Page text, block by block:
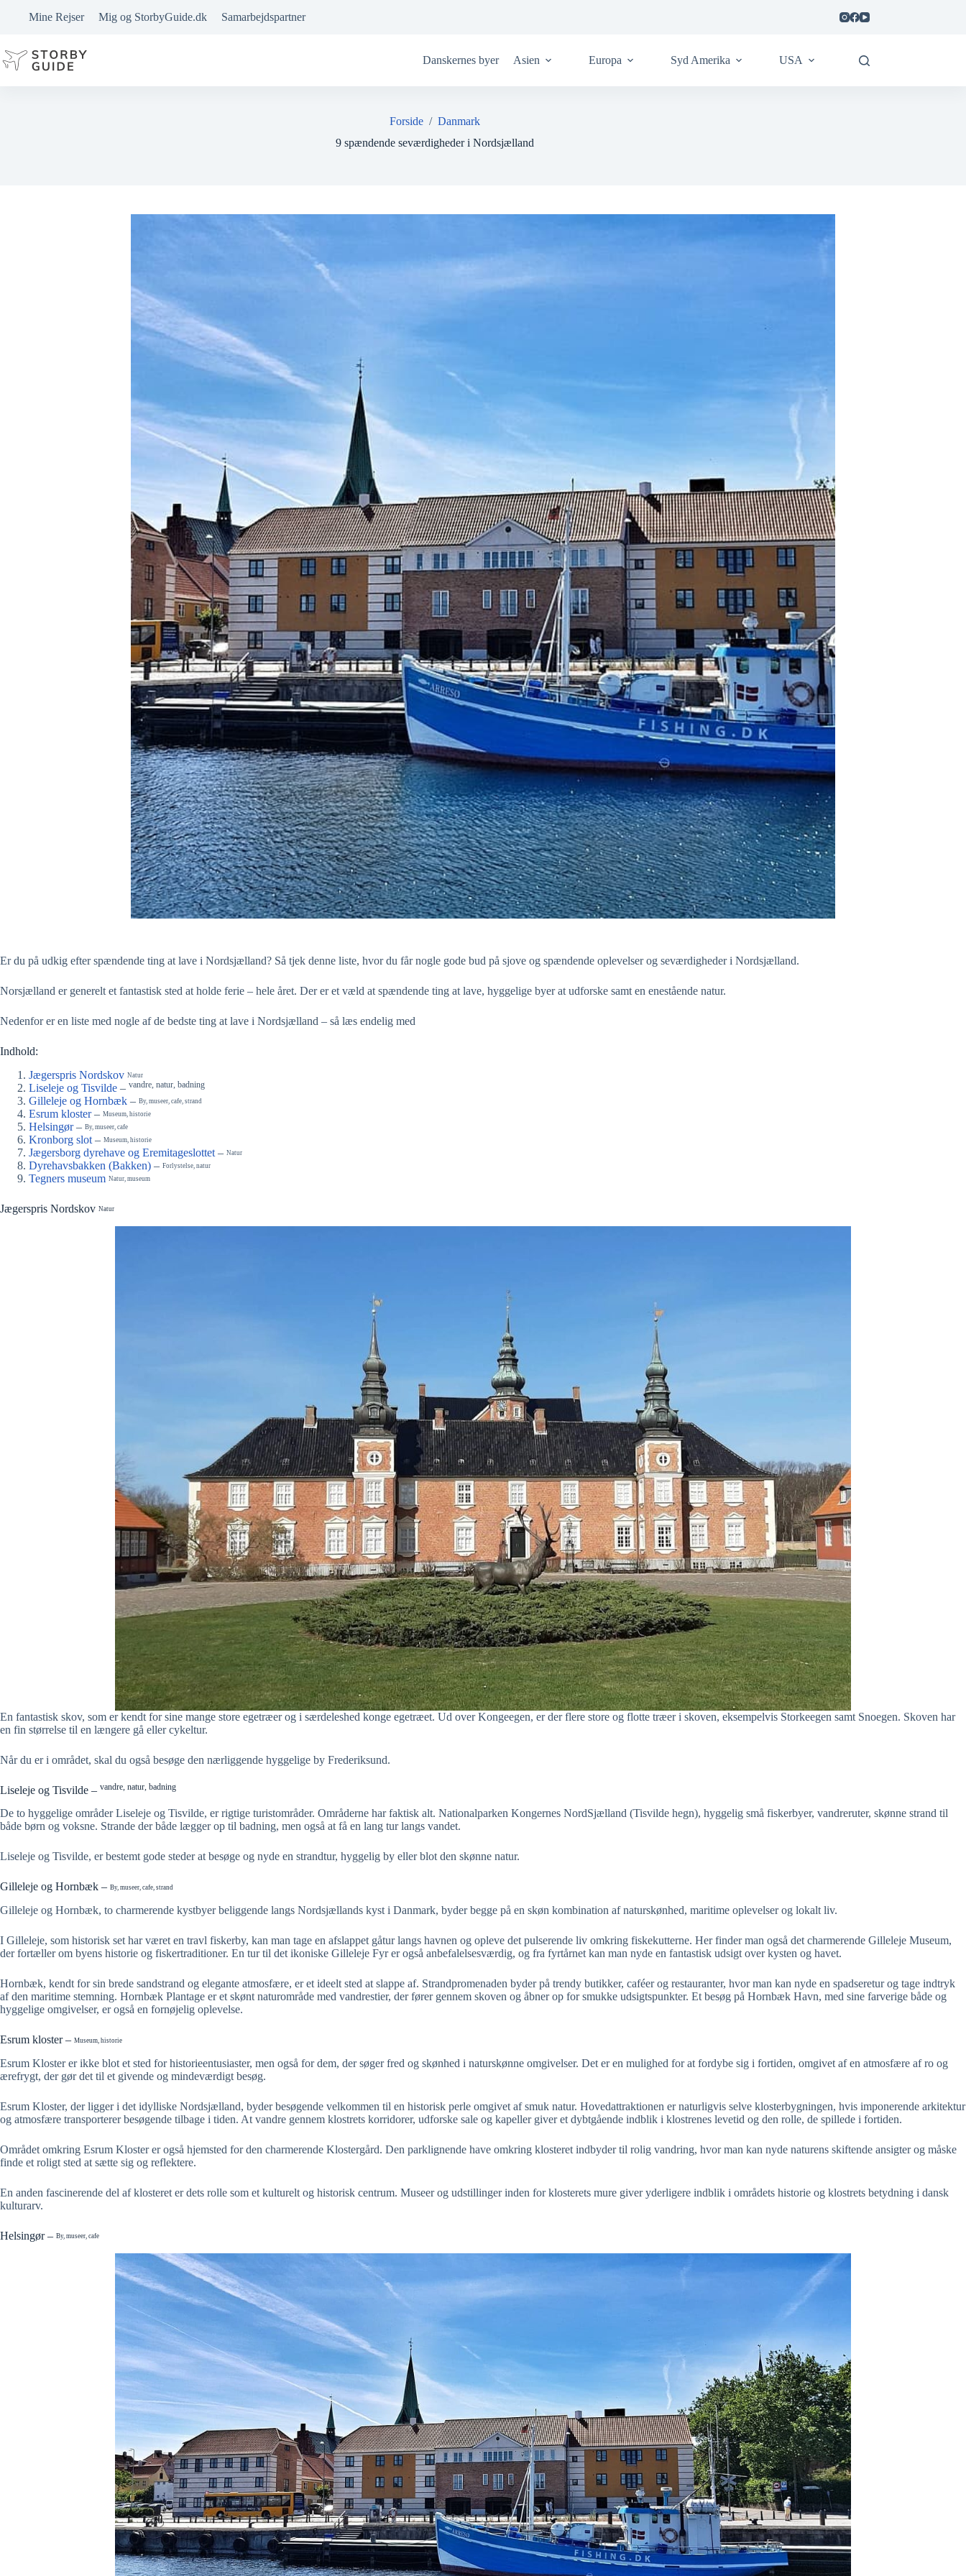
Mine Rejser Mig og StorbyGuide.dk Samarbejdspartner
Danskernes byer Asien Europa Syd Amerika USA
Forside/ Danmark
9 spændende seværdigheder i Nordsjælland
Er du på udkig efter spændende ting at lave i Nordsjælland? Så tjek denne liste, hvor du får nogle gode bud på sjove og spændende oplevelser og seværdigheder i Nordsjælland.
Norsjælland er generelt et fantastisk sted at holde ferie – hele året. Der er et væld at spændende ting at lave, hyggelige byer at udforske samt en enestående natur.
Nedenfor er en liste med nogle af de bedste ting at lave i Nordsjælland – så læs endelig med
Indhold:
Jægerspris Nordskov Natur
Liseleje og Tisvilde – vandre, natur, badning
Gilleleje og Hornbæk – By, museer, cafe, strand
Esrum kloster– Museum, historie
Helsingør– By, museer, cafe
Kronborg slot – Museum, historie
Jægersborg dyrehave og Eremitageslottet – Natur
Dyrehavsbakken (Bakken) – Forlystelse, natur
Tegners museum Natur, museum
Jægerspris Nordskov Natur
En fantastisk skov, som er kendt for sine mange store egetræer og i særdeleshed konge egetræet. Ud over Kongeegen, er der flere store og flotte træer i skoven, eksempelvis Storkeegen samt Snoegen. Skoven har
en fin størrelse til en længere gå eller cykeltur.
Når du er i området, skal du også besøge den nærliggende hyggelige by Frederiksund.
Liseleje og Tisvilde – vandre, natur, badning
De to hyggelige områder Liseleje og Tisvilde, er rigtige turistområder. Områderne har faktisk alt. Nationalparken Kongernes NordSjælland (Tisvilde hegn), hyggelig små fiskerbyer, vandreruter, skønne strand til
både børn og voksne. Strande der både lægger op til badning, men også at få en lang tur langs vandet.
Liseleje og Tisvilde, er bestemt gode steder at besøge og nyde en strandtur, hyggelig by eller blot den skønne natur.
Gilleleje og Hornbæk – By, museer, cafe, strand
Gilleleje og Hornbæk, to charmerende kystbyer beliggende langs Nordsjællands kyst i Danmark, byder begge på en skøn kombination af naturskønhed, maritime oplevelser og lokalt liv.
I Gilleleje, som historisk set har været en travl fiskerby, kan man tage en afslappet gåtur langs havnen og opleve det pulserende liv omkring fiskekutterne. Her finder man også det charmerende Gilleleje Museum,
der fortæller om byens historie og fiskertraditioner. En tur til det ikoniske Gilleleje Fyr er også anbefalelsesværdig, og fra fyrtårnet kan man nyde en fantastisk udsigt over kysten og havet.
Hornbæk, kendt for sin brede sandstrand og elegante atmosfære, er et ideelt sted at slappe af. Strandpromenaden byder på trendy butikker, caféer og restauranter, hvor man kan nyde en spadseretur og tage indtryk
af den maritime stemning. Hornbæk Plantage er et skønt naturområde med vandrestier, der fører gennem skoven og åbner op for smukke udsigtspunkter. Et besøg på Hornbæk Havn, med sine farverige både og
hyggelige omgivelser, er også en fornøjelig oplevelse.
Esrum kloster – Museum, historie
Esrum Kloster er ikke blot et sted for historieentusiaster, men også for dem, der søger fred og skønhed i naturskønne omgivelser. Det er en mulighed for at fordybe sig i fortiden, omgivet af en atmosfære af ro og
ærefrygt, der gør det til et givende og mindeværdigt besøg.
Esrum Kloster, der ligger i det idylliske Nordsjælland, byder besøgende velkommen til en historisk perle omgivet af smuk natur. Hovedattraktionen er naturligvis selve klosterbygningen, hvis imponerende arkitektur
og atmosfære transporterer besøgende tilbage i tiden. At vandre gennem klostrets korridorer, udforske sale og kapeller giver et dybtgående indblik i klostrenes levetid og den rolle, de spillede i fortiden.
Området omkring Esrum Kloster er også hjemsted for den charmerende Klostergård. Den parklignende have omkring klosteret indbyder til rolig vandring, hvor man kan nyde naturens skiftende ansigter og måske
finde et roligt sted at sætte sig og reflektere.
En anden fascinerende del af klosteret er dets rolle som et kulturelt og historisk centrum. Museer og udstillinger inden for klosterets mure giver yderligere indblik i områdets historie og klostrets betydning i dansk
kulturarv.
Helsingør – By, museer, cafe